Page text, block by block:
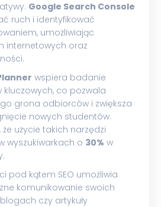
Google Search Console
ruch i identyfikować
umożliwiając
internetowych oraz
wspiera badanie
kluczowych, co pozwala
grona odbiorców i zwiększa
nowych studentów.
że użycie takich narzędzi
wyszukiwarkach o 30% w
pod kątem SEO umożliwia
komunikowanie swoich
czy artykuły